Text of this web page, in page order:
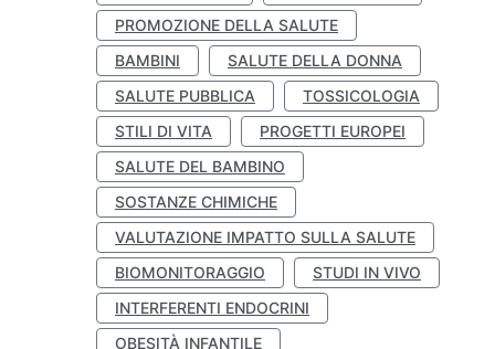
PROMOZIONE DELLA SALUTE
BAMBINI
SALUTE DELLA DONNA
SALUTE PUBBLICA
TOSSICOLOGIA
STILI DI VITA
PROGETTI EUROPEI
SALUTE DEL BAMBINO
SOSTANZE CHIMICHE
VALUTAZIONE IMPATTO SULLA SALUTE
BIOMONITORAGGIO
STUDI IN VIVO
INTERFERENTI ENDOCRINI
OBESITÀ INFANTILE